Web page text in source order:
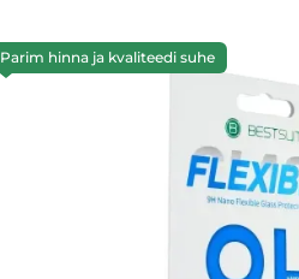
Parim hinna ja kvaliteedi suhe